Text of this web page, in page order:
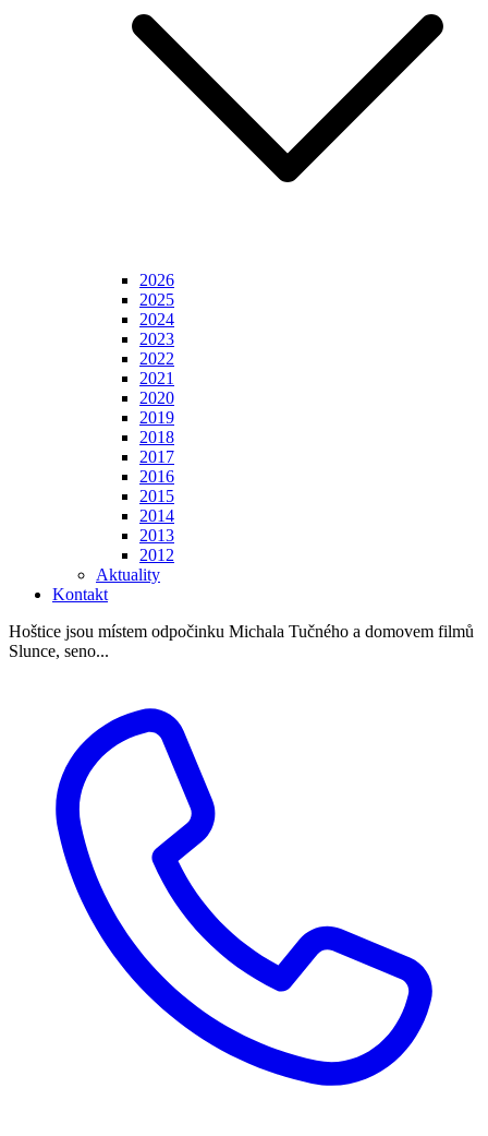
2026
2025
2024
2023
2022
2021
2020
2019
2018
2017
2016
2015
2014
2013
2012
Aktuality
Kontakt
Hoštice jsou místem odpočinku Michala Tučného a domovem filmů
Slunce, seno...